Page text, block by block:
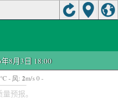
8月3日 18:00
°C - 风: 2m/s 0 -
预报。